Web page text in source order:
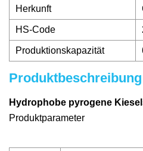
Herkunft
HS-Code
Produktionskapazität
Produktbeschreibung
Hydrophobe pyrogene
Produktparameter